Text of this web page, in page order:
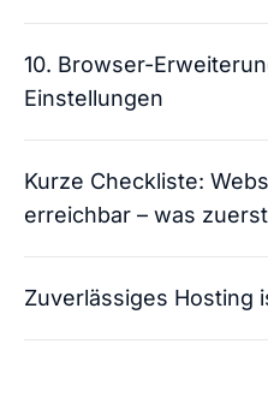
10. Browser-
Einstellungen
Kurze Checkliste:
erreichbar – was
Zuverlässiges Hosting